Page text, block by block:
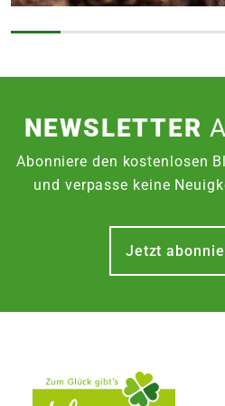
NEWSLETTER
Abonniere den kostenlosen
und verpasse keine
Jetzt